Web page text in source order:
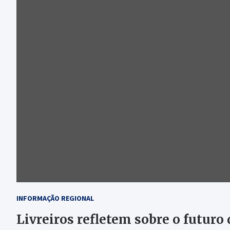
INFORMAÇÃO REGIONAL
Livreiros refletem sobre o futuro